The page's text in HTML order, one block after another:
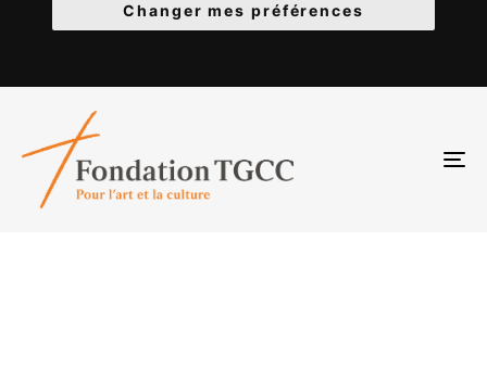
Changer mes préférences